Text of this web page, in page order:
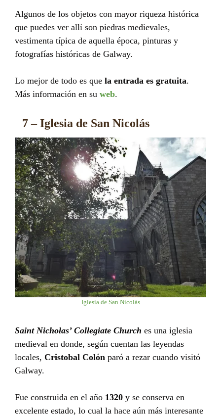
Algunos de los objetos con mayor riqueza histórica
que puedes ver allí son piedras medievales,
vestimenta típica de aquella época, pinturas y
fotografías históricas de Galway.
Lo mejor de todo es que la entrada es gratuita.
Más información en su web.
7 – Iglesia de San Nicolás
Iglesia de San Nicolás
Saint Nicholas’ Collegiate Church es una iglesia
medieval en donde, según cuentan las leyendas
locales, Cristobal Colón paró a rezar cuando visitó
Galway.
Fue construida en el año 1320 y se conserva en
excelente estado, lo cual la hace aún más interesante